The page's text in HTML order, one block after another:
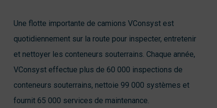
Une flotte importante de camions VConsyst est
quotidiennement sur la route pour inspecter, entretenir
et nettoyer les conteneurs souterrains. Chaque année,
VConsyst effectue plus de 60 000 inspections de
conteneurs souterrains, nettoie 99 000 systèmes et
fournit 65 000 services de maintenance.